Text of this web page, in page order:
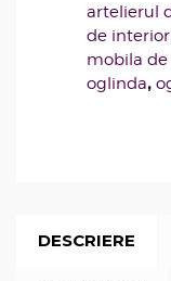
artelierul
de interior
mobila de
oglinda,
DESCRIERE